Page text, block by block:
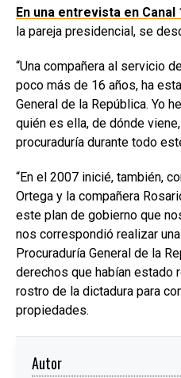
En una entrevista en Canal
la pareja presidencial, se
“Una compañera al servicio
poco más de 16 años, ha
General de la República. Yo
quién es ella, de dónde
procuraduría durante todo
“En el 2007 inicié, también,
Ortega y la compañera
este plan de gobierno que
nos correspondió realizar
Procuraduría General de la
derechos que habían estado
rostro de la dictadura para
propiedades.
Autor